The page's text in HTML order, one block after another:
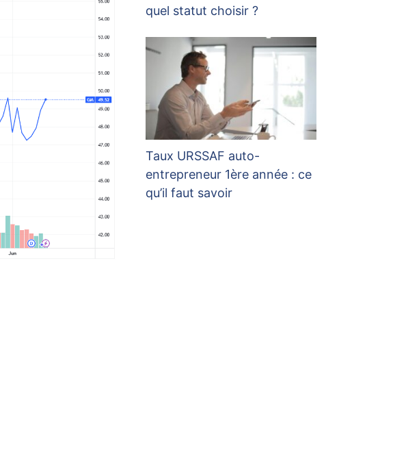
quel statut choisir ?
Taux URSSAF auto-
entrepreneur 1ère année : ce
qu’il faut savoir